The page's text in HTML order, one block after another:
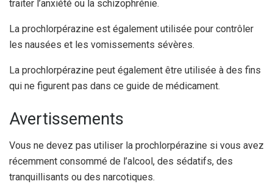
traiter l’anxiété ou la schizophrénie.
La prochlorpérazine est également utilisée pour contrôler
les nausées et les vomissements sévères.
La prochlorpérazine peut également être utilisée à des fins
qui ne figurent pas dans ce guide de médicament.
Avertissements
Vous ne devez pas utiliser la prochlorpérazine si vous avez
récemment consommé de l’alcool, des sédatifs, des
tranquillisants ou des narcotiques.